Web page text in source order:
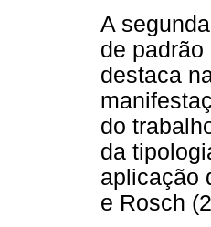
A
de padrão
destaca
do
da
aplicação
e Rosch